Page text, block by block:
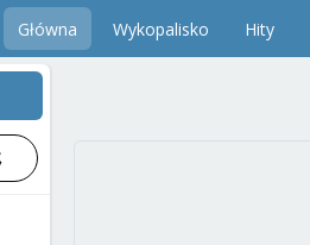
Główna Wykopalisko Hity